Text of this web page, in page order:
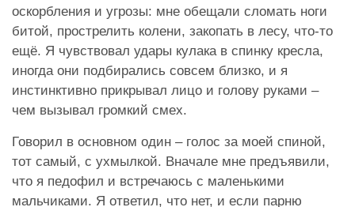
оскорбления и угрозы: мне обещали сломать ноги
битой, прострелить колени, закопать в лесу, что-то
ещё. Я чувствовал удары кулака в спинку кресла,
иногда они подбирались совсем близко, и я
инстинктивно прикрывал лицо и голову руками –
чем вызывал громкий смех.
Говорил в основном один – голос за моей спиной,
тот самый, с ухмылкой. Вначале мне предъявили,
что я педофил и встречаюсь с маленькими
мальчиками. Я ответил, что нет, и если парню